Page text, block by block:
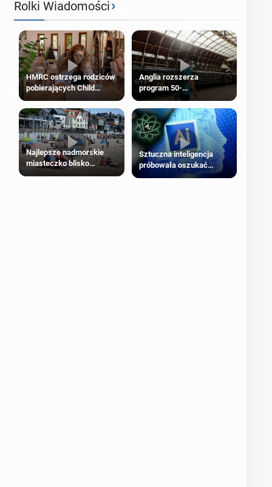
Rolki Wiadomości›
HMRC ostrzega rodziców
pobierających Child
Benefit. Mogą być
zobowiązani do zwrotu
zasiłku
Anglia rozszerza
program 50-
procentowych zniżek
kolejowych na 18-latków
Najlepsze nadmorskie
miasteczko blisko
Sztuczna inteligencja
próbowała oszukać
człowieka